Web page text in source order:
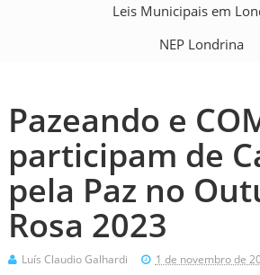
Leis Municipais em
NEP Londrina
Pazeando e
participam de
pela Paz no
Rosa 2023
Luís Claudio Galhardi 1 de novembro de